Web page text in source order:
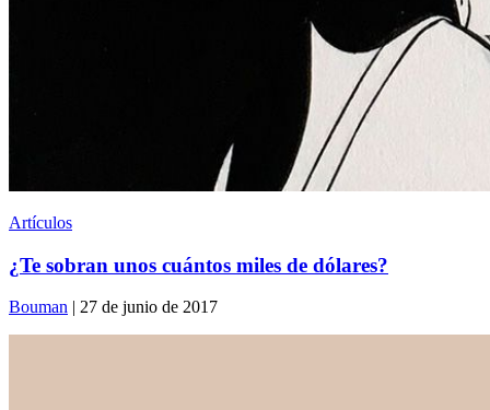
Artículos
¿Te sobran unos cuántos miles de dólares?
Bouman | 27 de junio de 2017